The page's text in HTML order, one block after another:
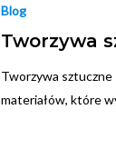
Blog
Tworzywa
Tworzywa sztuczne
materiałów, które